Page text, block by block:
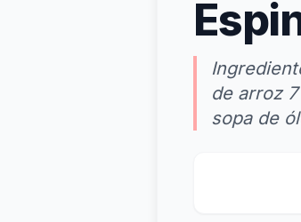
de arroz
sopa de